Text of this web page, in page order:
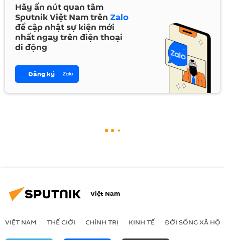
Hãy ấn nút quan tâm
Sputnik Việt Nam trên Zalo
để cập nhật sự kiện mới
nhất ngay trên điện thoại
di động
Đăng ký
Việt Nam
VIỆT NAM THẾ GIỚI CHÍNH TRỊ KINH TẾ ĐỜI SỐNG XÃ HỘI